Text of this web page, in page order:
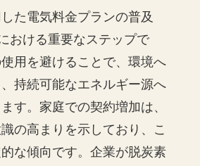
た電気料金プランの普及
おける重要なステップで
用を避けることで、環境へ
持続可能なエネルギー源へ
す。家庭での契約増加は、
の高まりを示しており、こ
な傾向です。企業が脱炭素